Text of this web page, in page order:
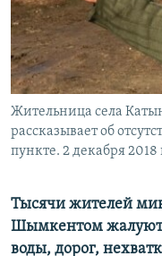
Жительница села
рассказывает об
пункте. 2 декабря 2018
Тысячи жителей
Шымкентом
воды, дорог,